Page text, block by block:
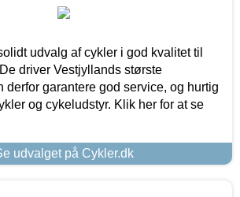
udvalg af cykler i god kvalitet til
driver Vestjyllands største
derfor garantere god service, og hurtig
og cykeludstyr. Klik her for at se
udvalget på Cykler.dk